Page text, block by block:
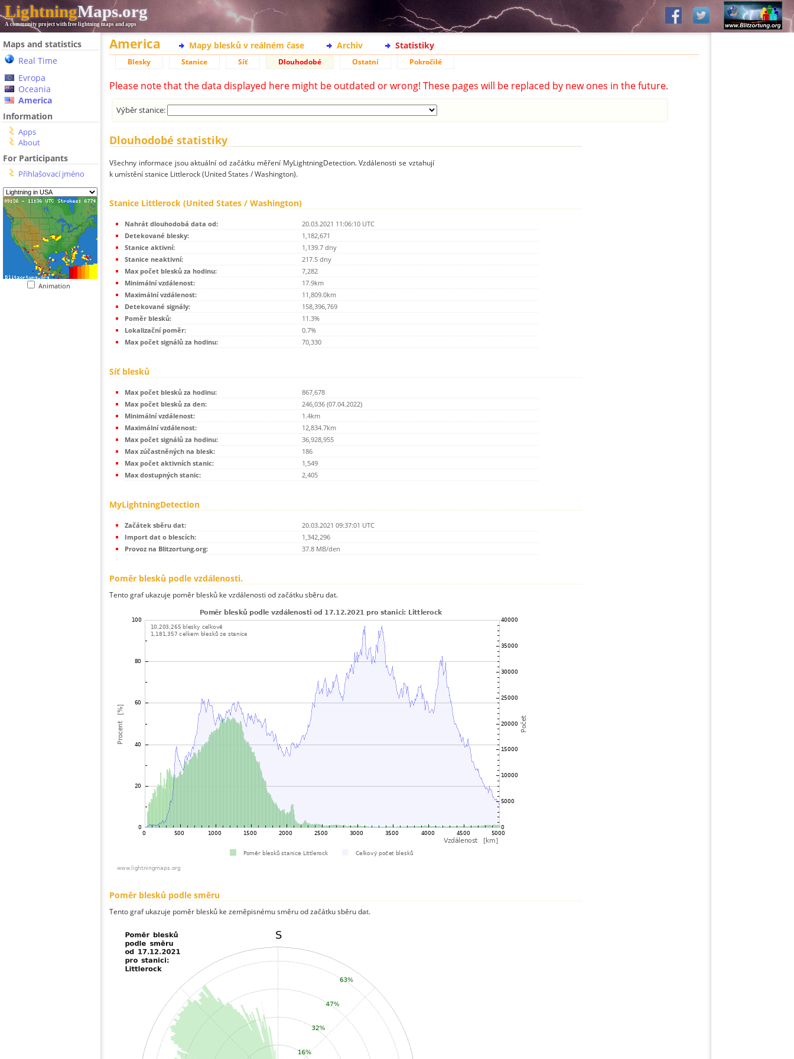
LightningMaps.org
A community project with free lightning maps and apps
Maps and statistics
Real Time
Evropa
Oceania
America
Information
Apps
About
For Participants
Přihlašovací jméno
Animation
America Mapy blesků v reálném čase Archiv Statistiky
Blesky Stanice Síť Dlouhodobé Ostatní Pokročilé
Please note that the data displayed here might be outdated or wrong! These pages will be replaced by new ones in the future.
Výběr stanice:
Dlouhodobé statistiky
Všechny informace jsou aktuální od začátku měření MyLightningDetection. Vzdálenosti se vztahují
k umístění stanice Littlerock (United States / Washington).
Stanice Littlerock (United States / Washington)
Nahrát dlouhodobá data od:
20.03.2021 11:06:10 UTC
Detekované blesky:
1,182,671
Stanice aktivní:
1,139.7 dny
Stanice neaktivní:
217.5 dny
Max počet blesků za hodinu:
7,282
Minimální vzdálenost:
17.9km
Maximální vzdálenost:
11,809.0km
Detekované signály:
158,396,769
Poměr blesků:
11.3%
Lokalizační poměr:
0.7%
Max počet signálů za hodinu:
70,330
Síť blesků
Max počet blesků za hodinu:
867,678
Max počet blesků za den:
246,036 (07.04.2022)
Minimální vzdálenost:
1.4km
Maximální vzdálenost:
12,834.7km
Max počet signálů za hodinu:
36,928,955
Max zúčastněných na blesk:
186
Max počet aktivních stanic:
1,549
Max dostupných stanic:
2,405
MyLightningDetection
Začátek sběru dat:
20.03.2021 09:37:01 UTC
Import dat o blescích:
1,342,296
Provoz na Blitzortung.org:
37.8 MB/den
Poměr blesků podle vzdálenosti.
Tento graf ukazuje poměr blesků ke vzdálenosti od začátku sběru dat.
Poměr blesků podle směru
Tento graf ukazuje poměr blesků ke zeměpisnému směru od začátku sběru dat.